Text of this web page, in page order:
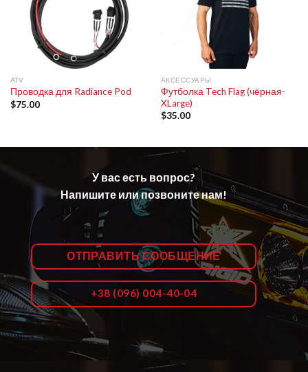
ATV
Проводка для Radiance Pod
$75.00
АКСЕССУАРЫ
Футболка Tech Flag (чёрная-
XLarge)
$35.00
У вас есть вопрос?
Напишите или позвоните нам!
ОТПРАВИТЬ СООБЩЕНИЕ
+38 (096) 004-40-04